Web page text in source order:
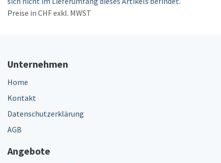
Preise in CHF exkl. MWST
Unternehmen
Home
Kontakt
Datenschutzerklärung
AGB
Angebote